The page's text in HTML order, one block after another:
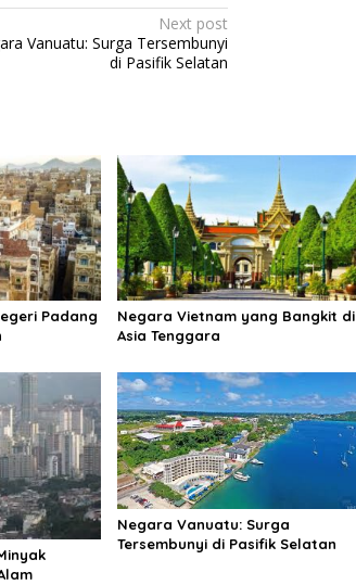
Next post
Vanuatu: Surga Tersembunyi
di Pasifik Selatan
Padang
Negara Vietnam yang Bangkit di
Asia Tenggara
Negara Vanuatu: Surga
Tersembunyi di Pasifik Selatan